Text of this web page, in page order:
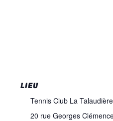
LIEU
Tennis Club La Talaudière
20 rue Georges